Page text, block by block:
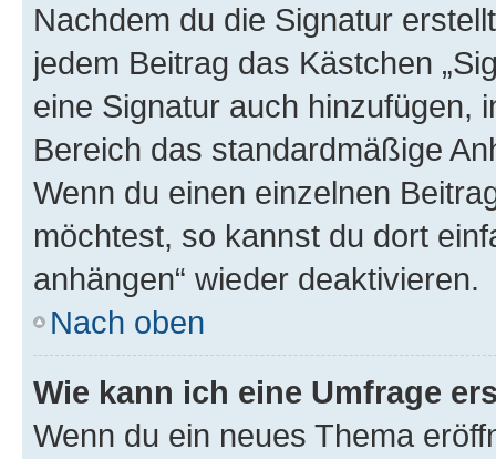
Nachdem du die Signatur
jedem Beitrag das Kästchen
eine Signatur auch hinzufügen,
Bereich das standardmäßige
Wenn du einen einzelnen
möchtest, so kannst du dort
anhängen“ wieder deaktivieren.
Nach oben
Wie kann ich eine Umfrage
Wenn du ein neues Thema